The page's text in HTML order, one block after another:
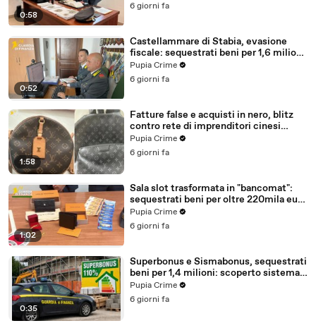
0:58
6 giorni fa
0:52
Castellammare di Stabia, evasione
fiscale: sequestrati beni per 1,6 milioni
ad un consorzio navale (29.07.26)
Pupia Crime
6 giorni fa
1:58
Fatture false e acquisti in nero, blitz
contro rete di imprenditori cinesi
sequestri per 8,5 milioni (29.07.26)
Pupia Crime
6 giorni fa
1:02
Sala slot trasformata in "bancomat":
sequestrati beni per oltre 220mila euro
a due coniugi (29.07.26)
Pupia Crime
6 giorni fa
0:35
Superbonus e Sismabonus, sequestrati
beni per 1,4 milioni: scoperto sistema
con false abitazioni (29.07.26)
Pupia Crime
6 giorni fa